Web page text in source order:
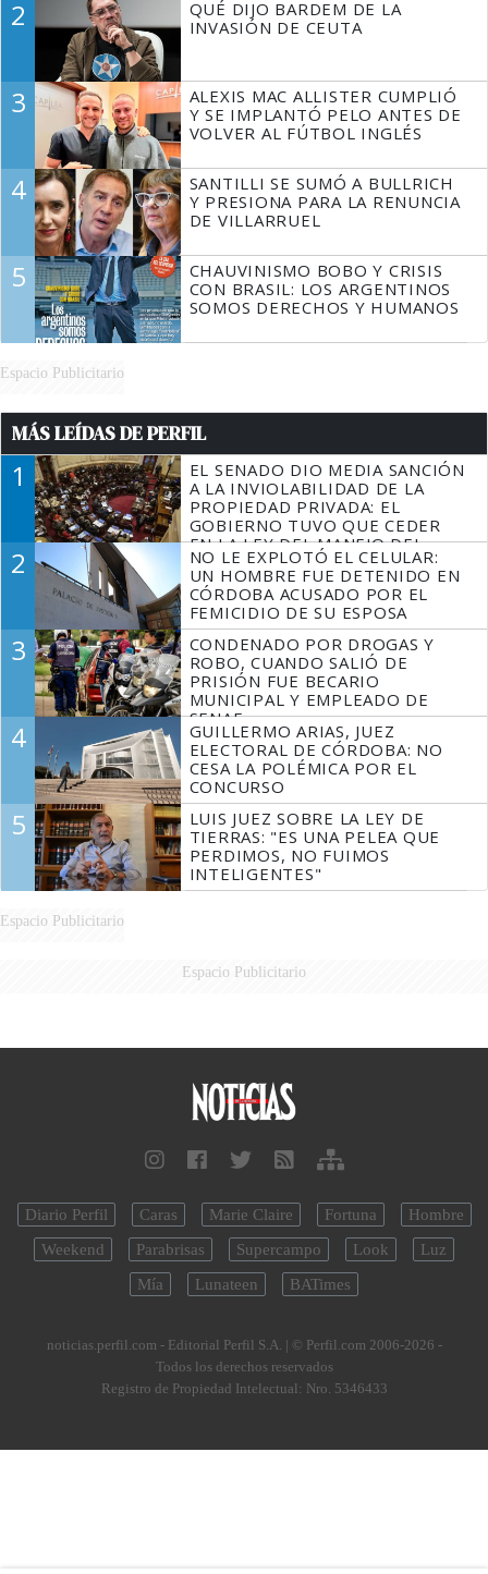
TIENE QUE HACER"
2
QUÉ DIJO BARDEM DE LA
INVASIÓN DE CEUTA
3
ALEXIS MAC ALLISTER CUMPLIÓ
Y SE IMPLANTÓ PELO ANTES DE
VOLVER AL FÚTBOL INGLÉS
4
SANTILLI SE SUMÓ A BULLRICH
Y PRESIONA PARA LA RENUNCIA
DE VILLARRUEL
5
CHAUVINISMO BOBO Y CRISIS
CON BRASIL: LOS ARGENTINOS
SOMOS DERECHOS Y HUMANOS
Espacio Publicitario
MÁS LEÍDAS DE PERFIL
1
EL SENADO DIO MEDIA SANCIÓN
A LA INVIOLABILIDAD DE LA
PROPIEDAD PRIVADA: EL
GOBIERNO TUVO QUE CEDER
EN LA LEY DEL MANEJO DEL
FUEGO
2
NO LE EXPLOTÓ EL CELULAR:
UN HOMBRE FUE DETENIDO EN
CÓRDOBA ACUSADO POR EL
FEMICIDIO DE SU ESPOSA
3
CONDENADO POR DROGAS Y
ROBO, CUANDO SALIÓ DE
PRISIÓN FUE BECARIO
MUNICIPAL Y EMPLEADO DE
SENAF
4
GUILLERMO ARIAS, JUEZ
ELECTORAL DE CÓRDOBA: NO
CESA LA POLÉMICA POR EL
CONCURSO
5
LUIS JUEZ SOBRE LA LEY DE
TIERRAS: "ES UNA PELEA QUE
PERDIMOS, NO FUIMOS
INTELIGENTES"
Espacio Publicitario
Espacio Publicitario
Diario Perfil Caras Marie Claire Fortuna
Hombre
Weekend
Parabrisas Supercampo Look
Luz
Mía
Lunateen BATimes
noticias.perfil.com - Editorial Perfil S.A. | © Perfil.com 2006-2026 -
Todos los derechos reservados
Registro de Propiedad Intelectual: Nro. 5346433